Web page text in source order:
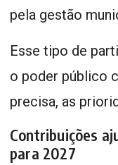
pela gestão
Esse tipo de
o poder público
precisa, as
Contribuições
para 2027